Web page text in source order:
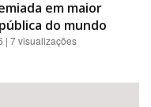
em maior
do mundo
| 7 visualizações